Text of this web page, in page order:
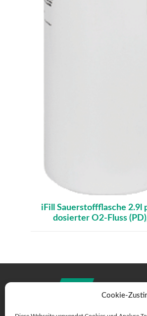
Cookie-
iFill Sauerstoffflasche 2.9l
dosierter O2-Fluss